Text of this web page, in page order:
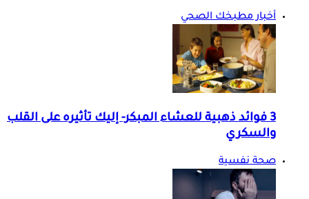
أخبار مطبخك الصحي
3 فوائد ذهبية للعشاء المبكر- إليك تأثيره على القلب
والسكري
صحة نفسية